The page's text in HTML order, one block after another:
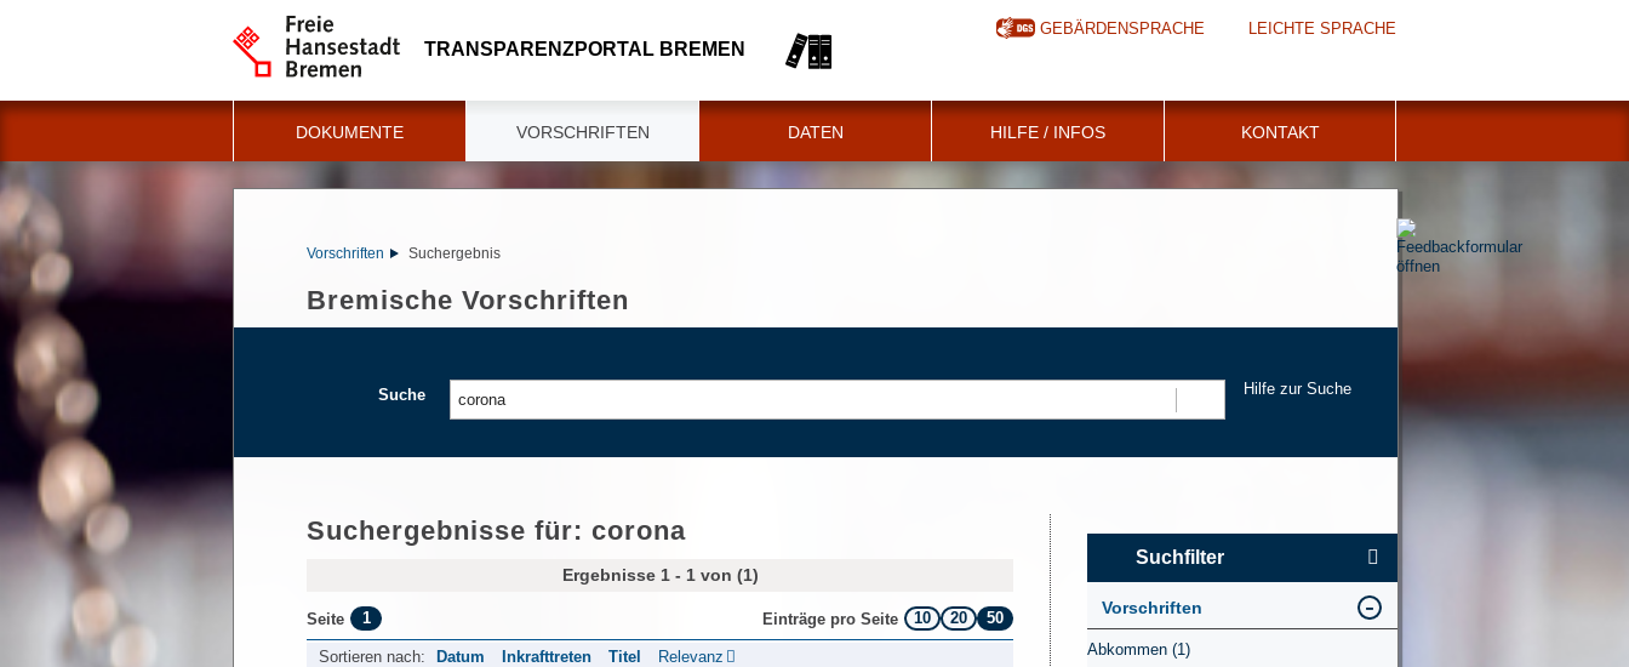
TRANSPARENZPORTAL BREMEN
GEBÄRDENSPRACHE LEICHTE SPRACHE
DOKUMENTE VORSCHRIFTEN DATEN HILFE / INFOS KONTAKT
Vorschriften Suchergebnis
Bremische Vorschriften
Suche
Hilfe zur Suche
Suchergebnisse für: corona
Ergebnisse 1 - 1 von (1)
Seite 1 Einträge pro Seite 10 20 50
Sortieren nach: Datum Inkrafttreten Titel Relevanz
Suchfilter
Vorschriften
Abkommen (1)